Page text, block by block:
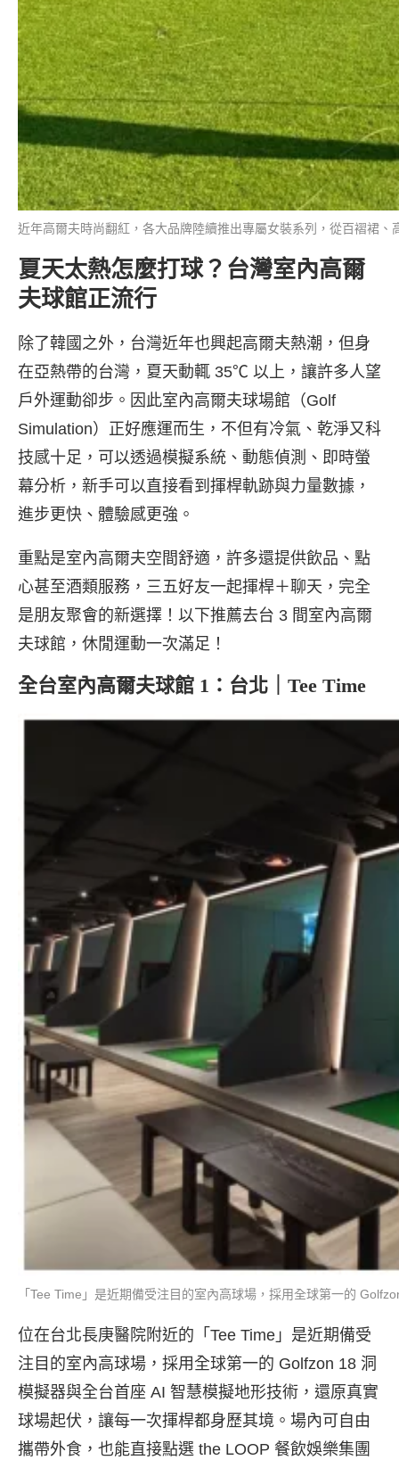
近年高爾夫時尚翻紅，各大品牌陸續推出專屬女裝系列，從百褶裙
夏天太熱怎麼打球？台灣室內高爾
夫球館正流行
除了韓國之外，台灣近年也興起高爾夫熱潮，但身
在亞熱帶的台灣，夏天動輒 35℃ 以上，讓許多人望
戶外運動卻步。因此室內高爾夫球場館（Golf
Simulation）正好應運而生，不但有冷氣、乾淨又科
技感十足，可以透過模擬系統、動態偵測、即時螢
幕分析，新手可以直接看到揮桿軌跡與力量數據，
進步更快、體驗感更強。
重點是室內高爾夫空間舒適，許多還提供飲品、點
心甚至酒類服務，三五好友一起揮桿＋聊天，完全
是朋友聚會的新選擇！以下推薦去台 3 間室內高爾
夫球館，休閒運動一次滿足！
全台室內高爾夫球館 1：台北｜Tee Time
「Tee Time」是近期備受注目的室內高球場，採用全球第一的
位在台北長庚醫院附近的「Tee Time」是近期備受
注目的室內高球場，採用全球第一的 Golfzon 18 洞
模擬器與全台首座 AI 智慧模擬地形技術，還原真實
球場起伏，讓每一次揮桿都身歷其境。場內可自由
攜帶外食，也能直接點選 the LOOP 餐飲娛樂集團